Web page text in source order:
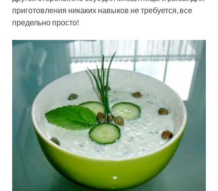
приготовления никаких навыков не требуется, все
предельно просто!